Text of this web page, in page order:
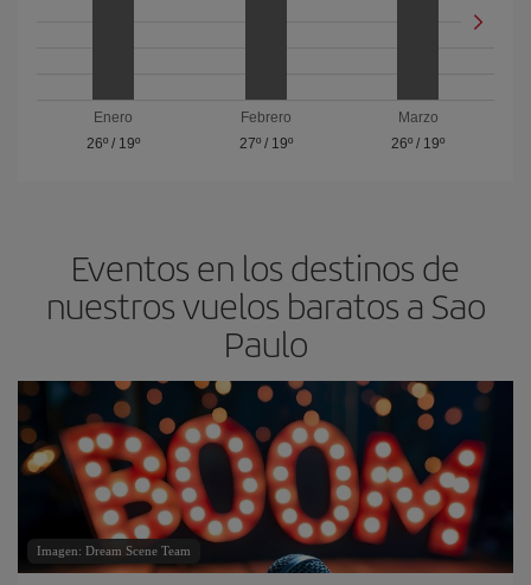
Enero
26º/ 19º
Febrero
27º/ 19º
Marzo
26º / 19º
Eventos en los destinos de
nuestros vuelos baratos a Sao
Paulo
Imagen: Dream Scene Team